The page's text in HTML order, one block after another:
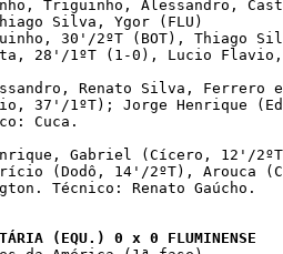
Triguinho, Alessandro,
Silva, Ygor (FLU)
30'/2ºT (BOT), Thiago
28'/1ºT (1-0), Lucio
Renato Silva, Ferrero
37'/1ºT); Jorge Henrique
Cuca.
Gabriel (Cícero, 12'/
(Dodô, 14'/2ºT), Arouca
Técnico: Renato Gaúcho.
(EQU.) 0 x 0 FLUMINENSE